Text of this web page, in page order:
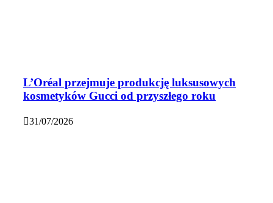
L’Oréal przejmuje produkcję luksusowych
kosmetyków Gucci od przyszłego roku
31/07/2026